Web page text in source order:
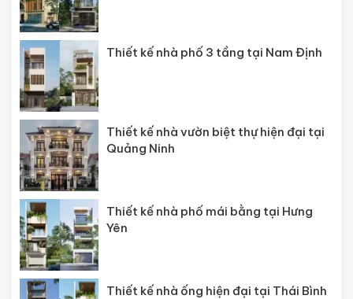
Thiết kế nhà phố 3 tầng tại Nam Định
Thiết kế nhà vườn biệt thự hiện đại tại
Quảng Ninh
Thiết kế nhà phố mái bằng tại Hưng
Yên
Thiết kế nhà ống hiện đại tại Thái Bình